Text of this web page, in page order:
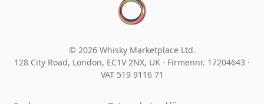
© 2026 Whisky Marketplace Ltd.
128 City Road, London, EC1V 2NX, UK · Firmennr. 17204643 ·
VAT 519 9116 71